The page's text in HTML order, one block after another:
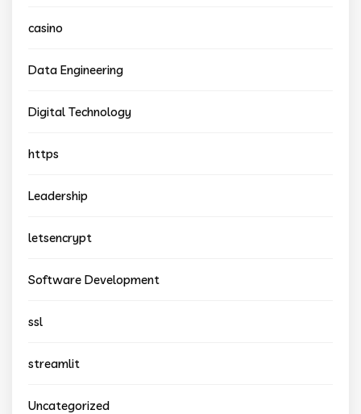
casino
Data Engineering
Digital Technology
https
Leadership
letsencrypt
Software Development
ssl
streamlit
Uncategorized